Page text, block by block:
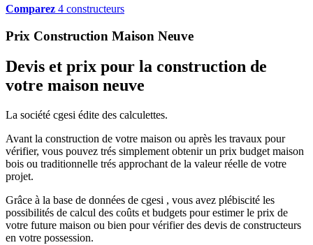
Comparez 4 constructeurs
Prix Construction Maison Neuve
Devis et prix pour la construction de
votre maison neuve
La société cgesi édite des calculettes.
Avant la construction de votre maison ou après les travaux pour
vérifier, vous pouvez trés simplement obtenir un prix budget maison
bois ou traditionnelle trés approchant de la valeur réelle de votre
projet.
Grâce à la base de données de cgesi , vous avez plébiscité les
possibilités de calcul des coûts et budgets pour estimer le prix de
votre future maison ou bien pour vérifier des devis de constructeurs
en votre possession.